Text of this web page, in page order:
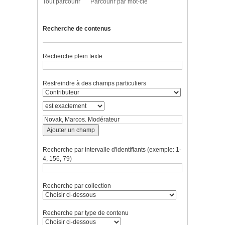
Tout parcourir Parcourir par mot-clé
Recherche de contenus
Recherche plein texte
Restreindre à des champs particuliers
Ajouter un champ
Recherche par intervalle d'identifiants (exemple: 1-
4, 156, 79)
Recherche par collection
Recherche par type de contenu